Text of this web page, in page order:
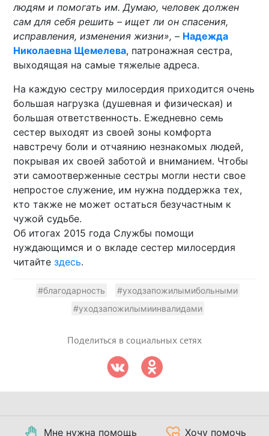
людям и помогать им. Думаю, человек должен
сам для себя решить – ищет ли он спасения,
исправления, изменения жизни», – Надежда
Николаевна Щемелева, патронажная сестра,
выходящая на самые тяжелые адреса.
На каждую сестру милосердия приходится очень
большая нагрузка (душевная и физическая) и
большая ответственность. Ежедневно семь
сестер выходят из своей зоны комфорта
навстречу боли и отчаянию незнакомых людей,
покрывая их своей заботой и вниманием. Чтобы
эти самоотверженные сестры могли нести свое
непростое служение, им нужна поддержка тех,
кто также не может остаться безучастным к
чужой судьбе.
Об итогах 2015 года Службы помощи
нуждающимся и о вкладе сестер милосердия
читайтездесь.
#благодарность
#уходзапожилымибольными
#уходзапожилымиинвалидами
Поделиться в социальных сетях
Мне нужна помощь Хочу помочь